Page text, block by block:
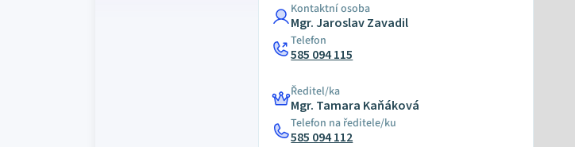
Kontaktní osoba
Mgr. Jaroslav Zavadil
Telefon
585 094 115
Ředitel/ka
Mgr. Tamara Kaňáková
Telefon na ředitele/ku
585 094 112